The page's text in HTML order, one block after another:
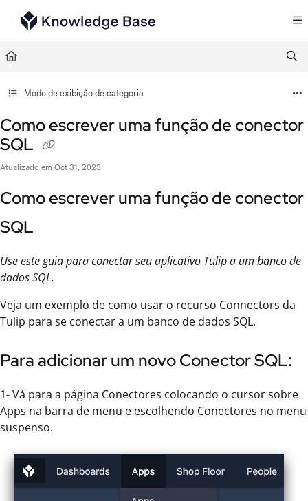
Documentation Index
Fetch the complete documentation index at:
Use this file to discover all available pages before exploring further.
Modo de exibição de categoria
Como escrever uma função de conector
SQL
Atualizado em Oct 31, 2023
Como escrever uma função de conector
SQL
Use este guia para conectar seu aplicativo Tulip a um banco de
dados SQL.
Veja um exemplo de como usar o recurso Connectors da
Tulip para se conectar a um banco de dados SQL.
Para adicionar um novo Conector SQL:
1- Vá para a página Conectores colocando o cursor sobre
Apps na barra de menu e escolhendo Conectores no menu
suspenso.